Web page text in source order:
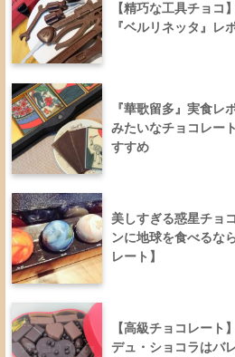
【精巧な工具チョコ
『ベルリネッタ』レ
『華歌留多』実食レ
みたいなチョコレー
すすめ
美しすぎる惑星チョ
ンに地球を食べるな
レート】
【高級チョコレート
デュ・ショコラはバ